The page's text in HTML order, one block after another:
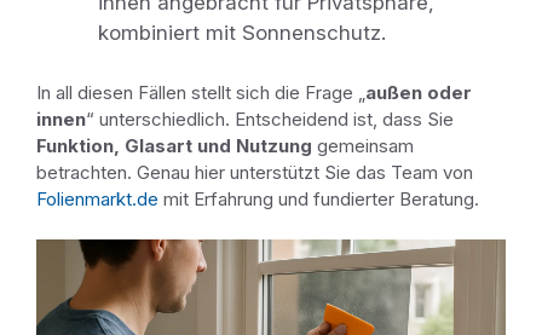
kombiniert mit Sonnenschutz.
In all diesen Fällen stellt sich die Frage „außen oder
innen“ unterschiedlich. Entscheidend ist, dass Sie
Funktion, Glasart und Nutzung gemeinsam
betrachten. Genau hier unterstützt Sie das Team von
Folienmarkt.de mit Erfahrung und fundierter Beratung.